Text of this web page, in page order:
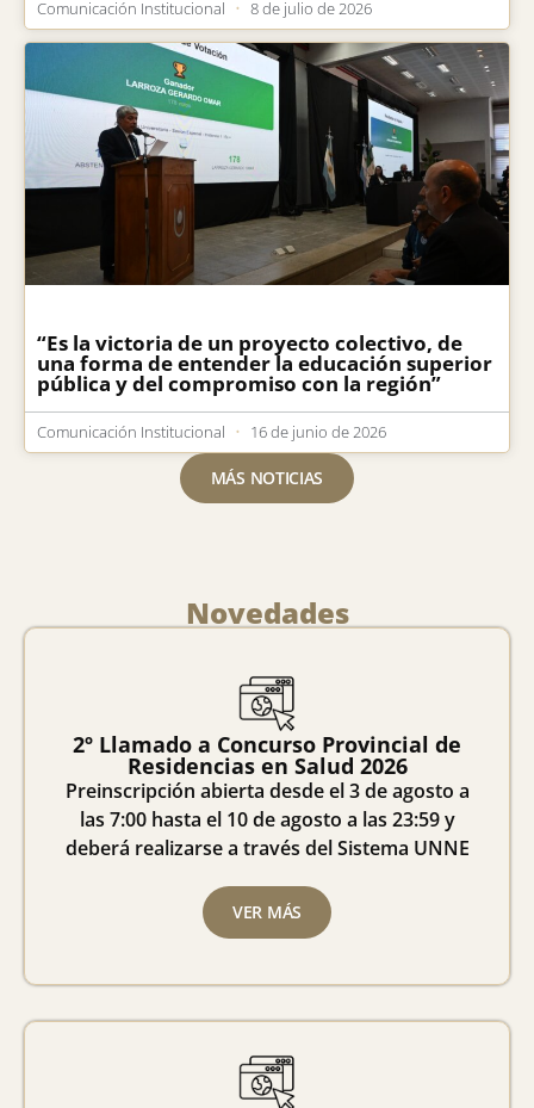
Comunicación Institucional 8 de julio de 2026
“Es la victoria de un proyecto colectivo, de
una forma de entender la educación superior
pública y del compromiso con la región”
Comunicación Institucional 16 de junio de 2026
MÁS NOTICIAS
Novedades
2º Llamado a Concurso Provincial de
Residencias en Salud 2026
Preinscripción abierta desde el 3 de agosto a
las 7:00 hasta el 10 de agosto a las 23:59 y
deberá realizarse a través del Sistema UNNE
VER MÁS